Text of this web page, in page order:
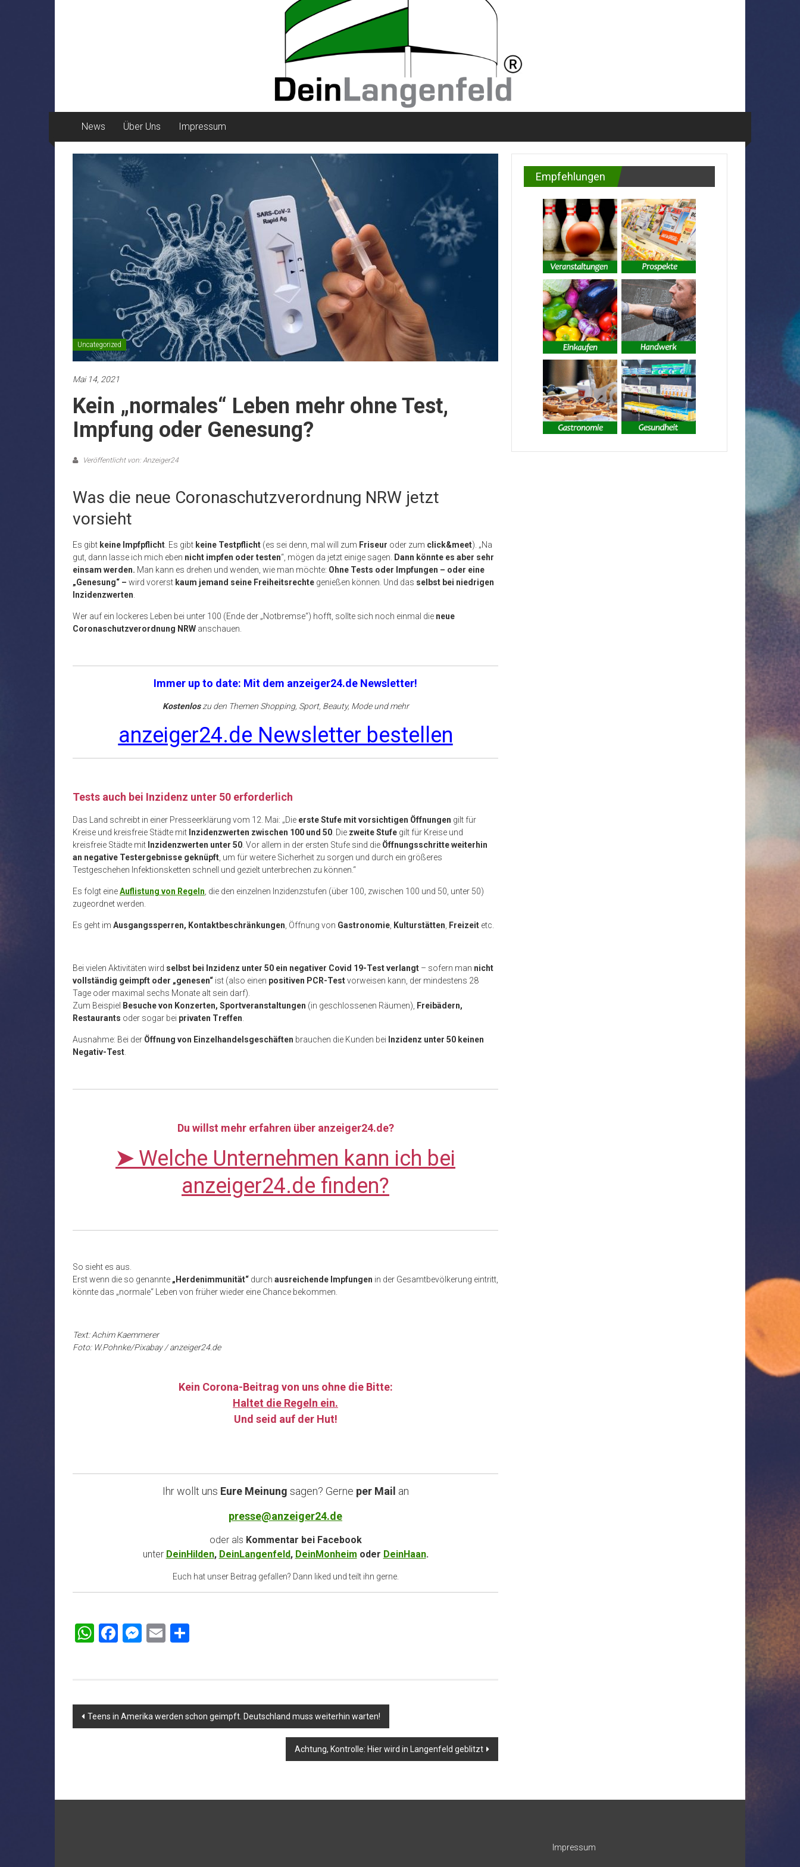
News Über Uns Impressum
Uncategorized
Mai 14, 2021
Kein „normales“ Leben mehr ohne Test,
Impfung oder Genesung?
Veröffentlicht von: Anzeiger24
Was die neue Coronaschutzverordnung NRW jetzt
vorsieht
Es gibt keine Impfpflicht . Es gibt keine Testpflicht (es sei denn, mal will zum Friseur oder zum click&meet). „Na
gut, dann lasse ich mich eben nicht impfen oder testen“, mögen da jetzt einige sagen.
Dann könnte es aber sehr
einsam werden. Man kann es drehen und wenden, wie man möchte: Ohne Tests oder Impfungen – oder eine
„Genesung“ – wird vorerst kaum jemand seine Freiheitsrechte genießen können. Und das selbst bei niedrigen
Inzidenzwerten
Wer auf ein lockeres Leben bei unter 100 (Ende der „Notbremse“) hofft, sollte sich noch einmal die neue
Coronaschutzverordnung NRW anschauen.
Immer up to date: Mit dem anzeiger24.de Newsletter!
Kostenloszu den Themen Shopping, Sport, Beauty, Mode und mehr
anzeiger24.de Newsletter bestellen
Tests auch bei Inzidenz unter 50 erforderlich
Das Land schreibt in einer Presseerklärung vom 12. Mai: „Die erste Stufe mit vorsichtigen Öffnungen gilt für
Kreise und kreisfreie Städte mit Inzidenzwerten zwischen 100 und 50 . Die zweite Stufe gilt für Kreise und
kreisfreie Städte mit Inzidenzwerten unter 50 . Vor allem in der ersten Stufe sind die Öffnungsschritte weiterhin
an negative Testergebnisse geknüpft , um für weitere Sicherheit zu sorgen und durch ein größeres
Testgeschehen Infektionsketten schnell und gezielt unterbrechen zu können.“
Es folgt eineAuflistung von Regeln , die den einzelnen Inzidenzstufen (über 100, zwischen 100 und 50, unter 50)
zugeordnet werden.
Es geht im Ausgangssperren, Kontaktbeschränkungen , Öffnung von Gastronomie Kulturstätten Freizeit etc.
Bei vielen Aktivitäten wird selbst bei Inzidenz unter 50 ein negativer Covid 19-Test verlangt – sofern man nicht
vollständig geimpft oder „genesen“ ist (also einen positiven PCR-Testvorweisen kann, der mindestens 28
Tage oder maximal sechs Monate alt sein darf).
Zum Beispiel Besuche von Konzerten, Sportveranstaltungen (in geschlossenen Räumen),
Freibädern,
Restaurants oder sogar bei privaten Treffen
Ausnahme: Bei der Öffnung von Einzelhandelsgeschäften brauchen die Kunden bei Inzidenz unter 50 keinen
Negativ-Test
Du willst mehr erfahren über anzeiger24.de?
➤ Welche Unternehmen kann ich bei
anzeiger24.de finden?
So sieht es aus.
Erst wenn die so genannte „Herdenimmunität“ durch ausreichende Impfungen in der Gesamtbevölkerung eintritt,
könnte das „normale“ Leben von früher wieder eine Chance bekommen.
Text: Achim Kaemmerer
Foto: W.Pohnke/Pixabay / anzeiger24.de
Kein Corona-Beitrag von uns ohne die Bitte:
Haltet die Regeln ein.
Und seid auf der Hut!
Ihr wollt uns Eure Meinung sagen? Gerne per Mail an
presse@anzeiger24.de
oder als Kommentar bei Facebook
unter DeinHilden, DeinLangenfeld, DeinMonheim oder DeinHaan.
Euch hat unser Beitrag gefallen? Dann liked und teilt ihn gerne.
WhatsApp
Facebook
Messenger
Email
Beitragsnavigation
Teens in Amerika werden schon geimpft. Deutschland muss weiterhin warten!
Achtung, Kontrolle: Hier wird in Langenfeld geblitzt
Empfehlungen
Impressum